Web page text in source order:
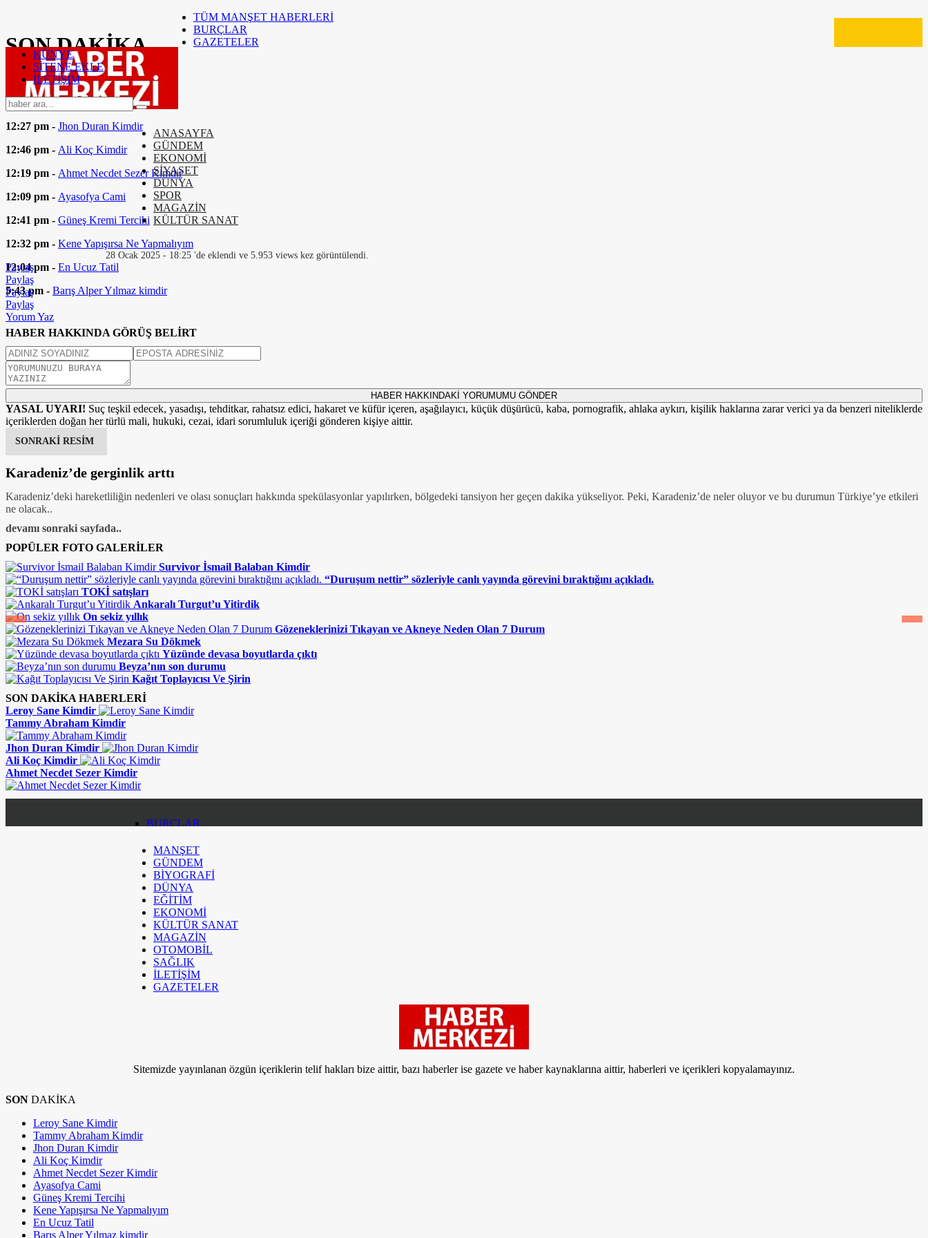
SON DAKİKA
12:51 pm -Leroy Sane Kimdir
12:39 pm -
Tammy Abraham Kimdir
12:27 pm - Jhon Duran Kimdir
12:46 pm - Ali Koç Kimdir
12:19 pm - Ahmet Necdet Sezer Kimdir
12:09 pm - Ayasofya Cami
12:41 pm - Güneş Kremi Tercihi
12:32 pm - Kene Yapışırsa Ne Yapmalıyım
12:04 pm - En Ucuz Tatil
5:43 pm - Barış Alper Yılmaz kimdir
TÜM MANŞET HABERLERİ
BURÇLAR
GAZETELER
KÜNYE
SİTENE EKLE
İLETİŞİM
ANASAYFA
GÜNDEM
EKONOMİ
SİYASET
DÜNYA
SPOR
MAGAZİN
KÜLTÜR SANAT
28 Ocak 2025 - 18:25 'de eklendi ve 5.953 views kez görüntülendi.
Paylaş
Paylaş
Paylaş
Paylaş
Yorum Yaz
HABER HAKKINDA GÖRÜŞ BELİRT
HABER HAKKINDAKİ YORUMUMU GÖNDER
YASAL UYARI! Suç teşkil edecek, yasadışı, tehditkar, rahatsız edici, hakaret ve küfür içeren, aşağılayıcı, küçük düşürücü, kaba, pornografik, ahlaka aykırı, kişilik haklarına zarar verici ya da benzeri niteliklerde
içeriklerden doğan her türlü mali, hukuki, cezai, idari sorumluluk içeriği gönderen kişiye aittir.
SONRAKİ RESİM
Karadeniz’de gerginlik arttı
Karadeniz’deki hareketliliğin nedenleri ve olası sonuçları hakkında spekülasyonlar yapılırken, bölgedeki tansiyon her geçen dakika yükseliyor. Peki, Karadeniz’de neler oluyor ve bu durumun Türkiye’ye etkileri
ne olacak..
devamı sonraki sayfada..
POPÜLER FOTO GALERİLER
Survivor İsmail Balaban Kimdir
“Duruşum nettir” sözleriyle canlı yayında görevini bıraktığını açıkladı.
TOKİ satışları
Ankaralı Turgut’u Yitirdik
On sekiz yıllık
Gözeneklerinizi Tıkayan ve Akneye Neden Olan 7 Durum
Mezara Su Dökmek
Yüzünde devasa boyutlarda çıktı
Beyza’nın son durumu
Kağıt Toplayıcısı Ve Şirin
SON DAKİKA HABERLERİ
Leroy Sane Kimdir
Tammy Abraham Kimdir
Jhon Duran Kimdir
Ali Koç Kimdir
Ahmet Necdet Sezer Kimdir
BURÇLAR
KÜNYE
İLETİŞİM
MANŞET
GÜNDEM
BİYOGRAFİ
DÜNYA
EĞİTİM
EKONOMİ
KÜLTÜR SANAT
MAGAZİN
OTOMOBİL
SAĞLIK
İLETİŞİM
GAZETELER
Sitemizde yayınlanan özgün içeriklerin telif hakları bize aittir, bazı haberler ise gazete ve haber kaynaklarına aittir, haberleri ve içerikleri kopyalamayınız.
SON DAKİKA
Leroy Sane Kimdir
Tammy Abraham Kimdir
Jhon Duran Kimdir
Ali Koç Kimdir
Ahmet Necdet Sezer Kimdir
Ayasofya Cami
Güneş Kremi Tercihi
Kene Yapışırsa Ne Yapmalıyım
En Ucuz Tatil
Barış Alper Yılmaz kimdir